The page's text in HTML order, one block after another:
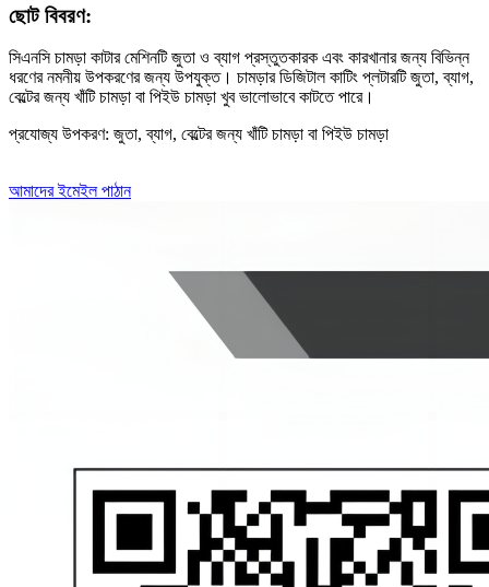
ছোট বিবরণ:
সিএনসি চামড়া কাটার মেশিনটি জুতা ও ব্যাগ প্রস্তুতকারক এবং কারখানার জন্য বিভিন্ন
ধরণের নমনীয় উপকরণের জন্য উপযুক্ত। চামড়ার ডিজিটাল কাটিং প্লটারটি জুতা, ব্যাগ,
বেল্টের জন্য খাঁটি চামড়া বা পিইউ চামড়া খুব ভালোভাবে কাটতে পারে।
প্রযোজ্য উপকরণ: জুতা, ব্যাগ, বেল্টের জন্য খাঁটি চামড়া বা পিইউ চামড়া
আমাদের ইমেইল পাঠান